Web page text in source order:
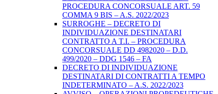
PROCEDURA CONCORSUALE ART. 59
COMMA 9 BIS – A.S. 2022/2023
SURROGHE – DECRETO DI
INDIVIDUAZIONE DESTINATARI
CONTRATTO A T.I. – PROCEDURA
CONCORSUALE DD 4982020 – D.D.
499/2020 – DDG 1546 – FA
DECRETO DI INDIVIDUAZIONE
DESTINATARI DI CONTRATTI A TEMPO
INDETERMINATO – A.S. 2022/2023